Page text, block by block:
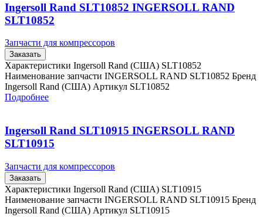
Ingersoll Rand SLT10852 INGERSOLL RAND
SLT10852
Запчасти для компрессоров
Заказать
Характеристики Ingersoll Rand (США) SLT10852
Наименование запчасти INGERSOLL RAND SLT10852 Бренд
Ingersoll Rand (США) Артикул SLT10852
Подробнее
Ingersoll Rand SLT10915 INGERSOLL RAND
SLT10915
Запчасти для компрессоров
Заказать
Характеристики Ingersoll Rand (США) SLT10915
Наименование запчасти INGERSOLL RAND SLT10915 Бренд
Ingersoll Rand (США) Артикул SLT10915